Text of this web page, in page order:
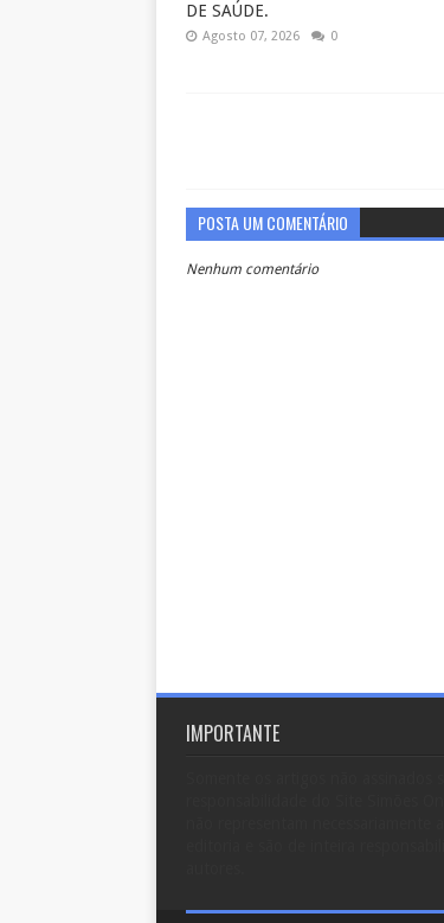
DE SAÚDE.
Agosto 07, 2026 0
POSTA UM COMENTÁRIO
Nenhum comentário
IMPORTANTE